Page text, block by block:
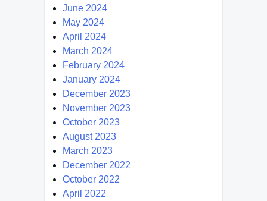
June 2024
May 2024
April 2024
March 2024
February 2024
January 2024
December 2023
November 2023
October 2023
August 2023
March 2023
December 2022
October 2022
April 2022